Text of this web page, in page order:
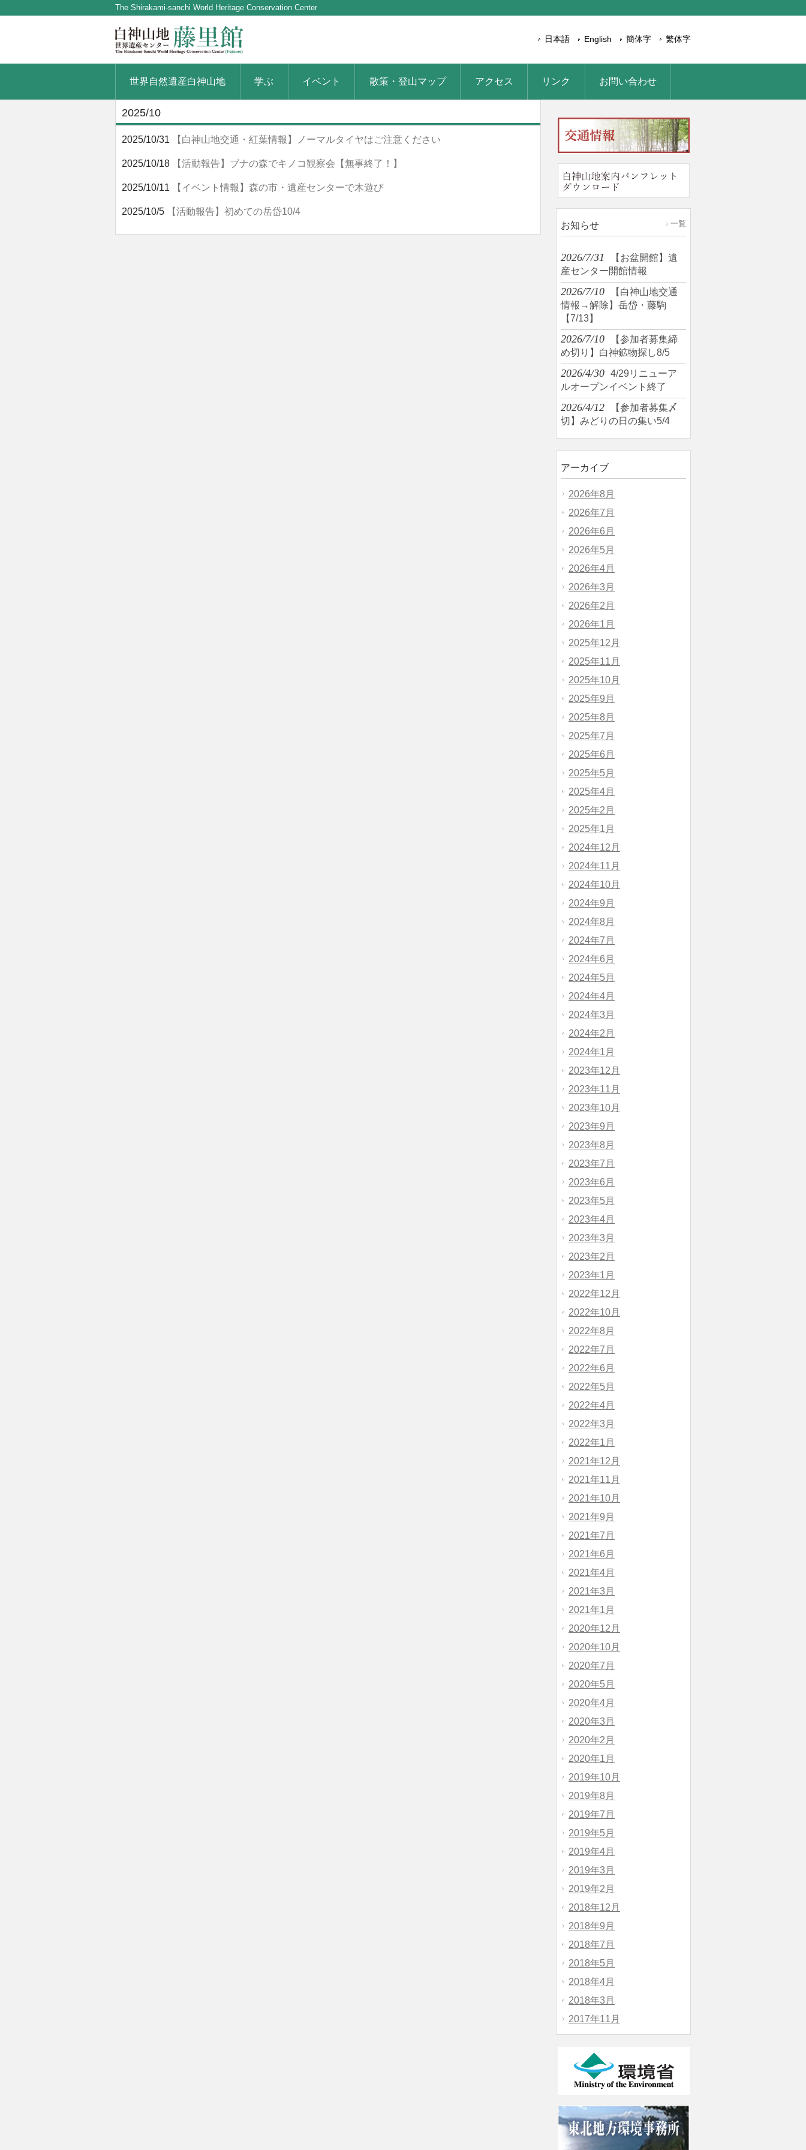
The Shirakami-sanchi World Heritage Conservation Center
日本語 English 簡体字 繁体字
世界自然遺産白神山地 学ぶ イベント 散策・登山マップ アクセス リンク お問い合わせ
2025/10
2025/10/31 【白神山地交通・紅葉情報】ノーマルタイヤはご注意ください
2025/10/18 【活動報告】ブナの森でキノコ観察会【無事終了！】
2025/10/11 【イベント情報】森の市・遺産センターで木遊び
2025/10/5
【活動報告】初めての岳岱10/4
お知らせ
一覧
2026/7/31
【お盆開館】遺
産センター開館情報
2026/7/10
【白神山地交通
情報→解除】岳岱・藤駒
【7/13】
2026/7/10
【参加者募集締
め切り】白神鉱物探し8/5
2026/4/30 4/29リニューア
ルオープンイベント終了
2026/4/12
【参加者募集〆
切】みどりの日の集い5/4
アーカイブ
2026年8月
2026年7月
2026年6月
2026年5月
2026年4月
2026年3月
2026年2月
2026年1月
2025年12月
2025年11月
2025年10月
2025年9月
2025年8月
2025年7月
2025年6月
2025年5月
2025年4月
2025年2月
2025年1月
2024年12月
2024年11月
2024年10月
2024年9月
2024年8月
2024年7月
2024年6月
2024年5月
2024年4月
2024年3月
2024年2月
2024年1月
2023年12月
2023年11月
2023年10月
2023年9月
2023年8月
2023年7月
2023年6月
2023年5月
2023年4月
2023年3月
2023年2月
2023年1月
2022年12月
2022年10月
2022年8月
2022年7月
2022年6月
2022年5月
2022年4月
2022年3月
2022年1月
2021年12月
2021年11月
2021年10月
2021年9月
2021年7月
2021年6月
2021年4月
2021年3月
2021年1月
2020年12月
2020年10月
2020年7月
2020年5月
2020年4月
2020年3月
2020年2月
2020年1月
2019年10月
2019年8月
2019年7月
2019年5月
2019年4月
2019年3月
2019年2月
2018年12月
2018年9月
2018年7月
2018年5月
2018年4月
2018年3月
2017年11月